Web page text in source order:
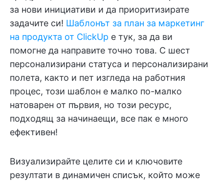
за нови инициативи и да приоритизирате
задачите си! Шаблонът за план за маркетинг
на продукта от ClickUp е тук, за да ви
помогне да направите точно това. С шест
персонализирани статуса и персонализирани
полета, както и пет изгледа на работния
процес, този шаблон е малко по-малко
натоварен от първия, но този ресурс,
подходящ за начинаещи, все пак е много
ефективен!
Визуализирайте целите си и ключовите
резултати в динамичен списък, който може